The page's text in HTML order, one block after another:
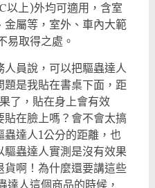
上)外均可適用，含室
金屬等，室外、車內大範
易取得之處。
員說，可以把驅蟲達人
題是我貼在書桌下面，距
了，貼在身上會有效
貼在臉上嗎？會不會太搞
達人1公分的距離，也
蟲達人實測是沒有效果
貨啊！為什麼還要講這些
人這個商品的時候，